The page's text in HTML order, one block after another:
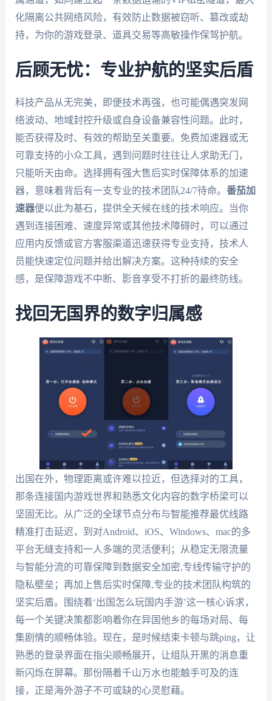
化隔离公共网络风险，有效防止数据被窃听、篡改或劫
持，为你的游戏登录、道具交易等高敏操作保驾护航。
后顾无忧：专业护航的坚实后盾
科技产品从无完美，即便技术再强，也可能偶遇突发网
络波动、地域封控升级或自身设备兼容性问题。此时，
能否获得及时、有效的帮助至关重要。免费加速器或无
可靠支持的小众工具，遇到问题时往往让人求助无门，
只能听天由命。选择拥有强大售后实时保障体系的加速
器，意味着背后有一支专业的技术团队24/7待命。 番茄加
速器便以此为基石，提供全天候在线的技术响应。当你
遇到连接困难、速度异常或其他技术障碍时，可以通过
应用内反馈或官方客服渠道迅速获得专业支持，技术人
员能快速定位问题并给出解决方案。这种持续的安全
感，是保障游戏不中断、影音享受不打折的最终防线。
找回无国界的数字归属感
出国在外，物理距离或许难以拉近，但选择对的工具，
那条连接国内游戏世界和熟悉文化内容的数字桥梁可以
坚固无比。从广泛的全球节点分布与智能推荐最优线路
精准打击延迟，到对Android、iOS、Windows、mac的多
平台无缝支持和一人多端的灵活便利；从稳定无限流量
与智能分流的可靠保障到数据安全加密,专线传输守护的
隐私壁垒；再加上售后实时保障,专业的技术团队构筑的
坚实后盾。围绕着‘出国怎么玩国内手游’这一核心诉求，
每一个关键决策都影响着你在异国他乡的每场对局、每
集剧情的顺畅体验。现在，是时候结束卡顿与跳ping，让
熟悉的登录界面在指尖顺畅展开，让组队开黑的消息重
新闪烁在屏幕。那份隔着千山万水也能触手可及的连
接，正是海外游子不可或缺的心灵慰藉。